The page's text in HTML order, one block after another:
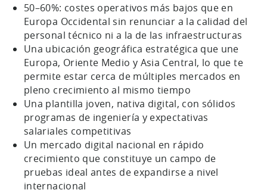
50–60%: costes operativos más bajos que en
Europa Occidental sin renunciar a la calidad del
personal técnico ni a la de las infraestructuras
Una ubicación geográfica estratégica que une
Europa, Oriente Medio y Asia Central, lo que te
permite estar cerca de múltiples mercados en
pleno crecimiento al mismo tiempo
Una plantilla joven, nativa digital, con sólidos
programas de ingeniería y expectativas
salariales competitivas
Un mercado digital nacional en rápido
crecimiento que constituye un campo de
pruebas ideal antes de expandirse a nivel
internacional